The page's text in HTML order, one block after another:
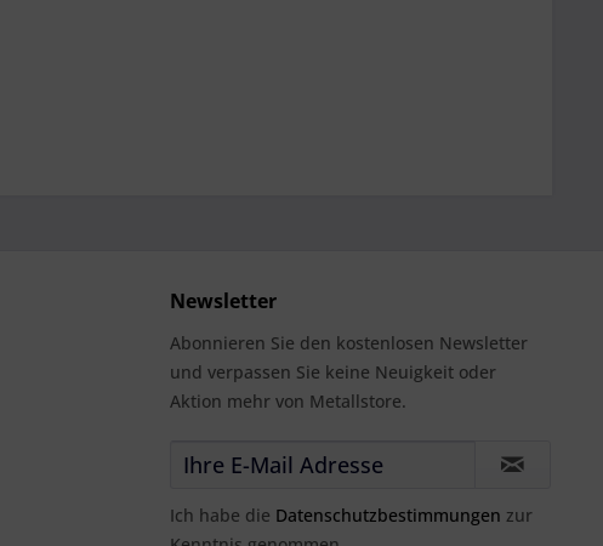
Newsletter
Abonnieren Sie den kostenlosen Newsletter
und verpassen Sie keine Neuigkeit oder
Aktion mehr von Metallstore.
Ich habe die Datenschutzbestimmungen zur